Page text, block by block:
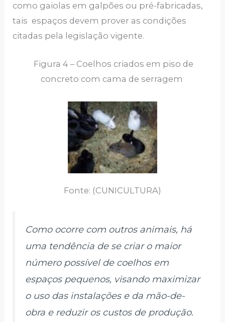
como gaiolas em galpões ou pré-fabricadas,
tais espaços devem prover as condições
citadas pela legislação vigente.
Figura 4 – Coelhos criados em piso de
concreto com cama de serragem
Fonte: (CUNICULTURA)
Como ocorre com outros animais, há
uma tendência de se criar o maior
número possível de coelhos em
espaços pequenos, visando maximizar
o uso das instalações e da mão-de-
obra e reduzir os custos de produção.